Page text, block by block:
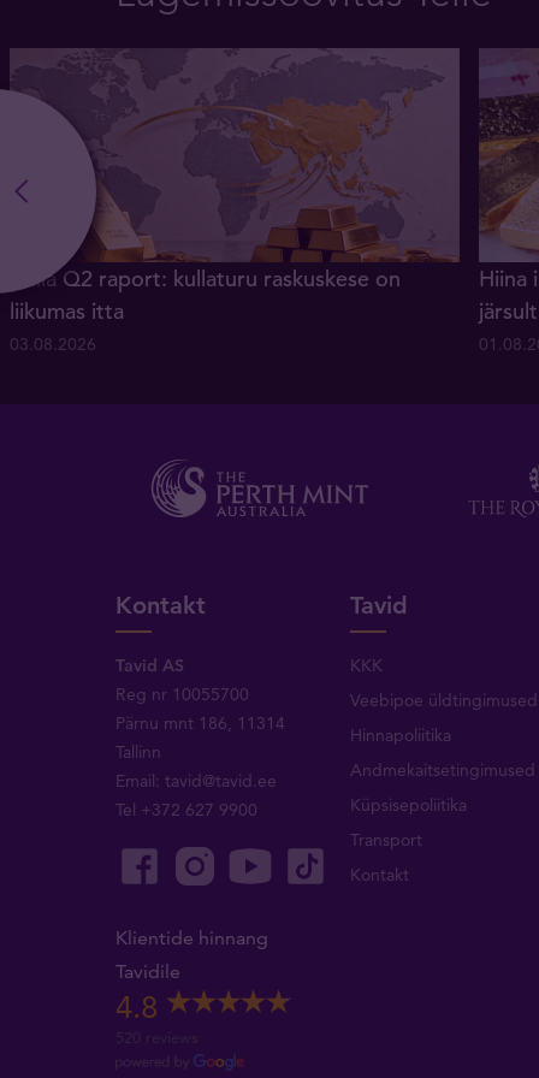
Kulla Q2 raport: kullaturu raskuskese on
liikumas itta
03.08.2026
Hiina
Kontakt
Tavid AS
Reg nr 10055700
Pärnu mnt 186, 11314
Tallinn
Email:tavid@tavid.ee
Tel +372 627 9900
Klientide hinnang
Tavidile
4.8
520 reviews
Tavid
KKK
Veebipoe üldtingimused
Hinnapoliitika
Andmekaitsetingimused
Küpsisepoliitika
Transport
Kontakt